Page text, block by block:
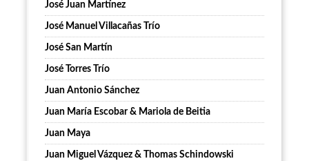
José Juan Martínez
José Manuel Villacañas Trío
José San Martín
José Torres Trío
Juan Antonio Sánchez
Juan María Escobar & Mariola de Beitia
Juan Maya
Juan Miguel Vázquez & Thomas Schindowski